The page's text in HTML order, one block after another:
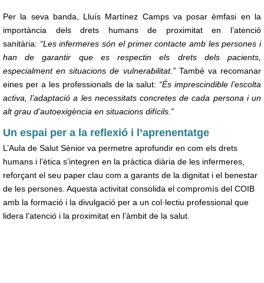
Per la seva banda, Lluís Martínez Camps va posar èmfasi en la
importància dels drets humans de proximitat en l’atenció
sanitària: “Les infermeres són el primer contacte amb les persones i
han de garantir que es respectin els drets dels pacients,
especialment en situacions de vulnerabilitat.”També va recomanar
eines per a les professionals de la salut: “És imprescindible l’escolta
activa, l’adaptació a les necessitats concretes de cada persona i un
alt grau d’autoexigència en situacions difícils.”
Un espai per a la reflexió i l’aprenentatge
L’Aula de Salut Sènior va permetre aprofundir en com els drets
humans i l’ètica s’integren en la pràctica diària de les infermeres,
reforçant el seu paper clau com a garants de la dignitat i el benestar
de les persones. Aquesta activitat consolida el compromís del COIB
amb la formació i la divulgació per a un col·lectiu professional que
lidera l’atenció i la proximitat en l’àmbit de la salut.